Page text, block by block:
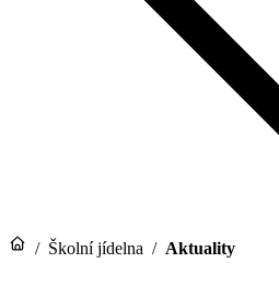
/ Školní jídelna / Aktuality